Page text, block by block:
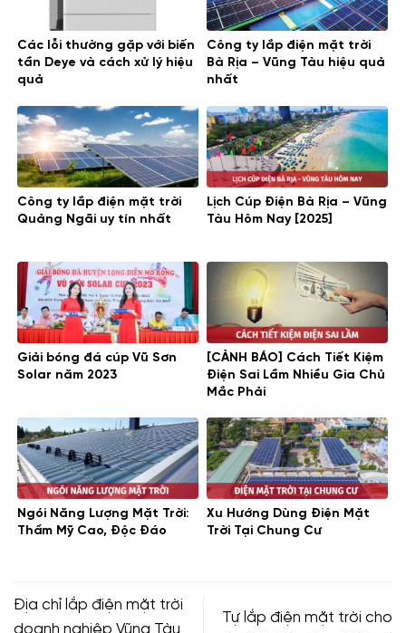
Các lỗi thường gặp với biến
tần Deye và cách xử lý hiệu
quả
Công ty lắp điện mặt trời
Bà Rịa – Vũng Tàu hiệu quả
nhất
Công ty lắp điện mặt trời
Quảng Ngãi uy tín nhất
Lịch Cúp Điện Bà Rịa – Vũng
Tàu Hôm Nay [2025]
Giải bóng đá cúp Vũ Sơn
Solar năm 2023
[CẢNH BÁO] Cách Tiết Kiệm
Điện Sai Lầm Nhiều Gia Chủ
Mắc Phải
Ngói Năng Lượng Mặt Trời:
Thẩm Mỹ Cao, Độc Đáo
Xu Hướng Dùng Điện Mặt
Trời Tại Chung Cư
Địa chỉ lắp điện mặt trời
doanh nghiệp Vũng Tàu
Tự lắp điện mặt trời cho